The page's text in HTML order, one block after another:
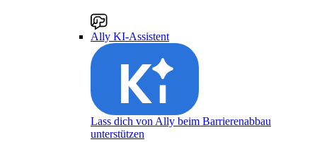
Ally KI-Assistent
Lass dich von Ally beim Barrierenabbau
unterstützen